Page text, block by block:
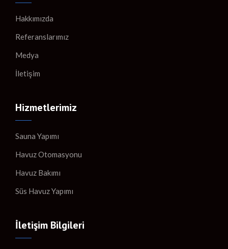
Hakkımızda
Referanslarımız
Medya
İletişim
Hizmetlerimiz
Sauna Yapımı
Havuz Otomasyonu
Havuz Bakımı
Süs Havuz Yapımı
İletişim Bilgileri